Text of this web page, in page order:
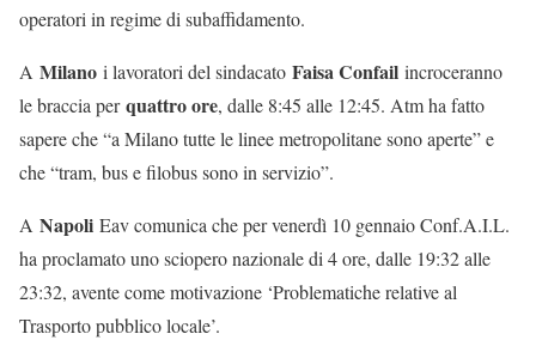
operatori in regime di subaffidamento.
A Milano i lavoratori del sindacato Faisa Confail incroceranno
le braccia perquattro ore, dalle 8:45 alle 12:45. Atm ha fatto
sapere che “a Milano tutte le linee metropolitane sono aperte” e
che “tram, bus e filobus sono in servizio”.
A Napoli Eav comunica che per venerdì 10 gennaio Conf.A.I.L.
ha proclamato uno sciopero nazionale di 4 ore, dalle 19:32 alle
23:32, avente come motivazione ‘Problematiche relative al
Trasporto pubblico locale’.